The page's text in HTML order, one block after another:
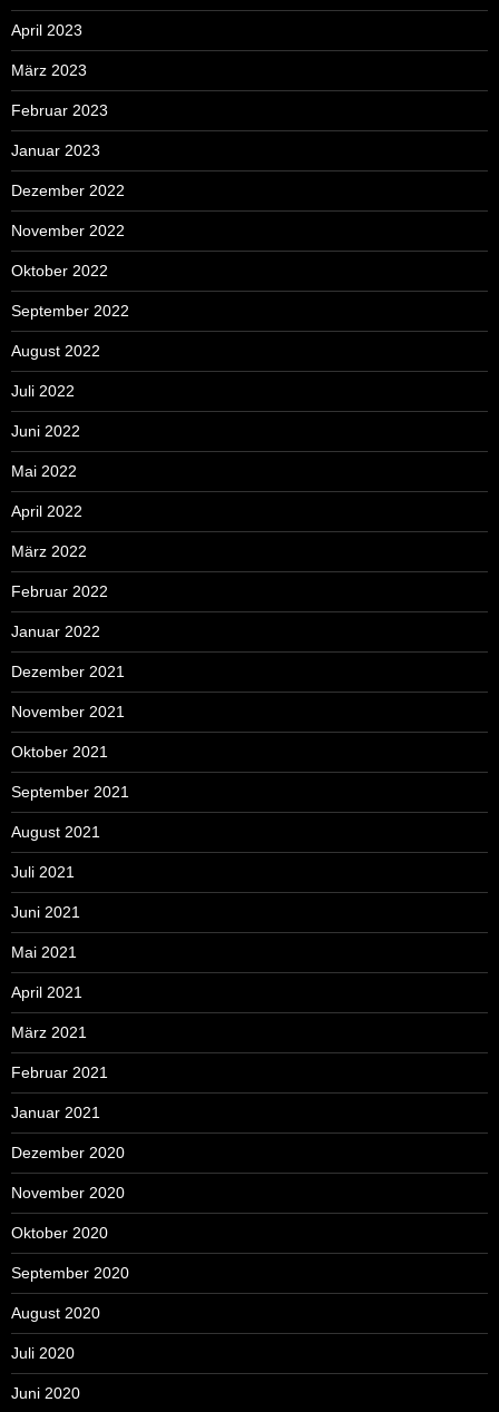
April 2023
März 2023
Februar 2023
Januar 2023
Dezember 2022
November 2022
Oktober 2022
September 2022
August 2022
Juli 2022
Juni 2022
Mai 2022
April 2022
März 2022
Februar 2022
Januar 2022
Dezember 2021
November 2021
Oktober 2021
September 2021
August 2021
Juli 2021
Juni 2021
Mai 2021
April 2021
März 2021
Februar 2021
Januar 2021
Dezember 2020
November 2020
Oktober 2020
September 2020
August 2020
Juli 2020
Juni 2020